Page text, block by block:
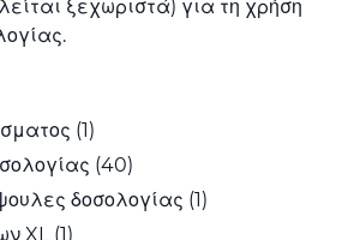
ξεχωριστά) για τη χρήση
(1)
(40)
δοσολογίας (1)
XL (1)